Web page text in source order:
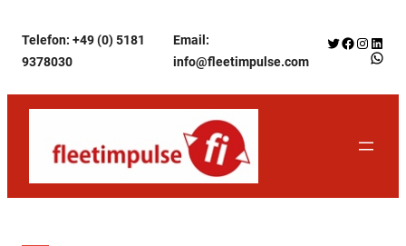
Inhalt
springen
Telefon: +49 (0) 5181
9378030
Email:
info@fleetimpulse.com
Twitter
Facebook